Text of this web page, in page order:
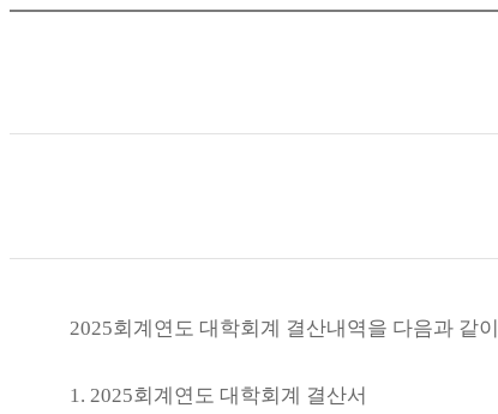
2025회계연도 대학회계 결산내역을 다음과 같
1. 2025회계연도 대학회계 결산서